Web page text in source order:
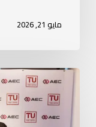
مايو 21, 2026